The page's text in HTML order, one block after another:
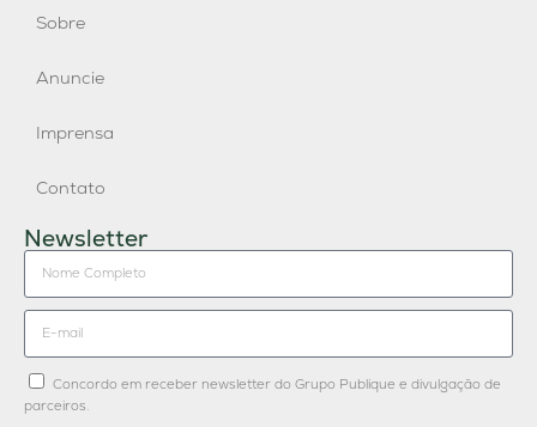
Sobre
Anuncie
Imprensa
Contato
Newsletter
Concordo em receber newsletter do Grupo Publique e divulgação de
parceiros.